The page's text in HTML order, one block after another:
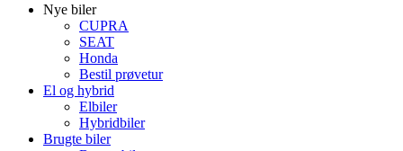
Nye biler
CUPRA
SEAT
Honda
Bestil prøvetur
El og hybrid
Elbiler
Hybridbiler
Brugte biler